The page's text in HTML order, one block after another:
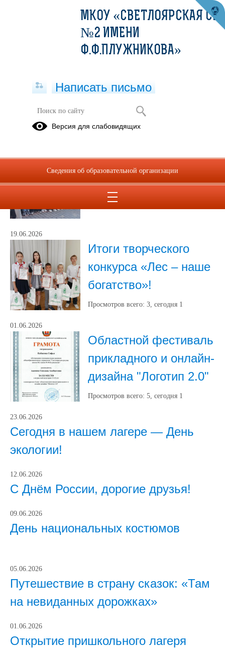
Публикации за Июнь 2026
Наша школа чтит
память Героев
Просмотров всего:
19.06.2026
Итоги творческого
конкурса «Лес – наше
богатство»!
Просмотров всего: 3, сегодня 1
01.06.2026
Областной фестиваль
прикладного и онлайн-
дизайна "Логотип 2.0"
Просмотров всего: 5, сегодня 1
23.06.2026
Сегодня в нашем лагере — День
экологии!
12.06.2026
С Днём России, дорогие друзья!
09.06.2026
День национальных костюмов
05.06.2026
Путешествие в страну сказок: «Там
на невиданных дорожках»
01.06.2026
Открытие пришкольного лагеря
МКОУ «СВЕТЛОЯРСКАЯ СШ
№2 ИМЕНИ
Ф.Ф.ПЛУЖНИКОВА»
Написать письмо
Версия для слабовидящих
Сведения об образовательной организации